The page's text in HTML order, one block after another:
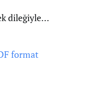
dileğiyle…
format